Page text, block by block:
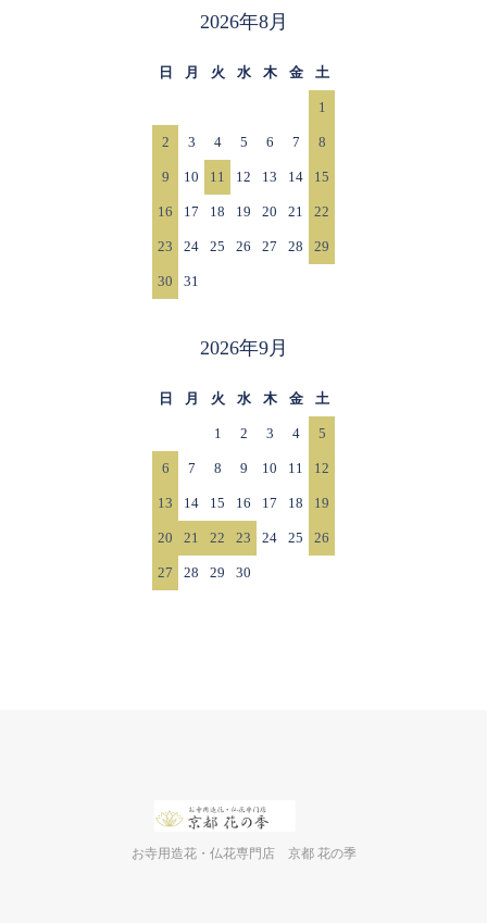
2026年8月
日 月 火 水 木 金 土
1
2 3 4 5 6 7 8
9 10 11 12 13 14 15
16 17 18 19 20 21 22
23 24 25 26 27 28 29
30 31
2026年9月
日 月 火 水 木 金 土
1 2 3 4 5
6 7 8 9 10 11 12
13 14 15 16 17 18 19
20 21 22 23 24 25 26
27 28 29 30
お寺用造花・仏花専門店 京都 花の季